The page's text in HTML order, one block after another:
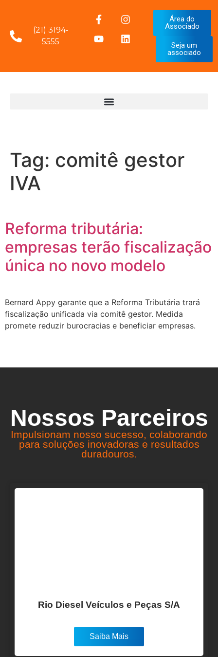
(21) 3194-
5555
Área do
Associado
Seja um
associado
Tag: comitê gestor
IVA
Reforma tributária:
empresas terão fiscalização
única no novo modelo
Bernard Appy garante que a Reforma Tributária trará
fiscalização unificada via comitê gestor. Medida
promete reduzir burocracias e beneficiar empresas.
Nossos Parceiros
Impulsionam nosso sucesso, colaborando
para soluções inovadoras e resultados
duradouros.
Rio Diesel Veículos e Peças S/A
Saiba Mais